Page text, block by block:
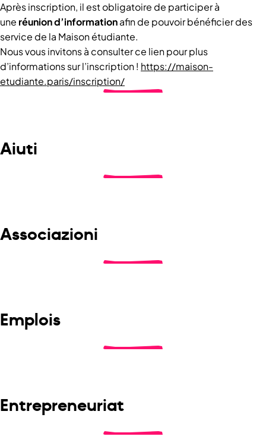
Après inscription, il est obligatoire de participer à
une réunion d’informationafin de pouvoir bénéficier des
service de la Maison étudiante.
Nous vous invitons à consulter ce lien pour plus
d’informations sur l’inscription ! https://maison-
etudiante.paris/inscription/
Aiuti
Associazioni
Emplois
Entrepreneuriat